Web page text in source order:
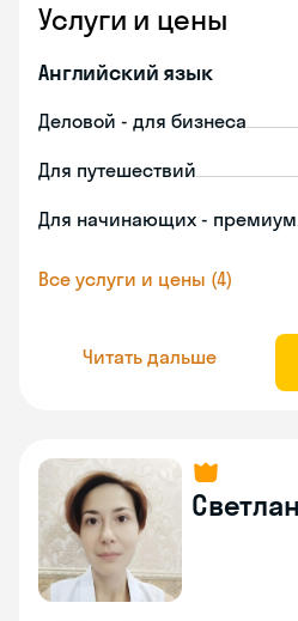
Услуги и цены
Английский язык
Деловой - для бизнеса
Для путешествий
Для начинающих - премиум
Все услуги и цены (4)
Читать дальше